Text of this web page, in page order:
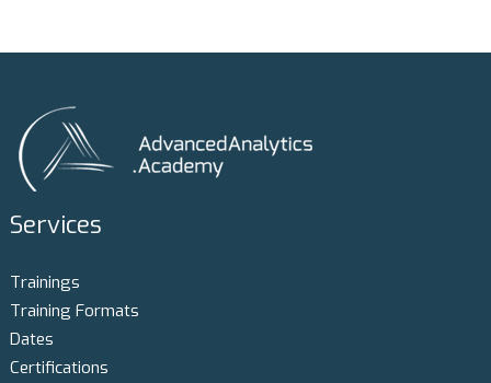
Services
Trainings
Training Formats
Dates
Certifications